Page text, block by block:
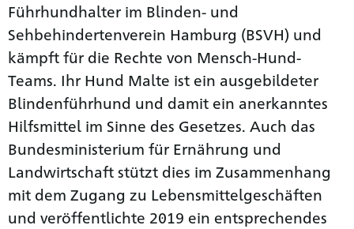
Führhundhalter im Blinden- und
Sehbehindertenverein Hamburg (BSVH) und
kämpft für die Rechte von Mensch-Hund-
Teams. Ihr Hund Malte ist ein ausgebildeter
Blindenführhund und damit ein anerkanntes
Hilfsmittel im Sinne des Gesetzes. Auch das
Bundesministerium für Ernährung und
Landwirtschaft stützt dies im Zusammenhang
mit dem Zugang zu Lebensmittelgeschäften
und veröffentlichte 2019 ein entsprechendes